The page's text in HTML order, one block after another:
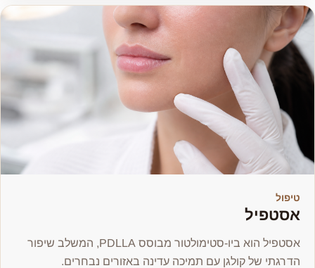
טיפול
אסטפיל
אסטפיל הוא ביו-סטימולטור מבוסס PDLLA, המשלב שיפור
הדרגתי של קולגן עם תמיכה עדינה באזורים נבחרים.